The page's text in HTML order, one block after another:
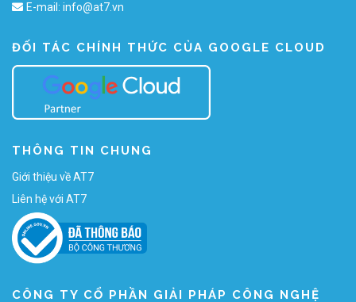
E-mail: info@at7.vn
ĐỐI TÁC CHÍNH THỨC CỦA GOOGLE CLOUD
THÔNG TIN CHUNG
Giới thiệu về AT7
Liên hệ với AT7
CÔNG TY CỔ PHẦN GIẢI PHÁP CÔNG NGHỆ